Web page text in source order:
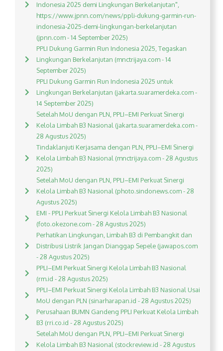
Indonesia 2025 demi Lingkungan Berkelanjutan",
https://www.jpnn.com/news/ppli-dukung-garmin-run-
indonesia-2025-demi-lingkungan-berkelanjutan
(jpnn.com - 14 September 2025)
PPLI Dukung Garmin Run Indonesia 2025, Tegaskan
Lingkungan Berkelanjutan (mnctrijaya.com - 14
September 2025)
PPLI Dukung Garmin Run Indonesia 2025 untuk
Lingkungan Berkelanjutan (jakarta.suaramerdeka.com -
14 September 2025)
Setelah MoU dengan PLN, PPLI–EMI Perkuat Sinergi
Kelola Limbah B3 Nasional (jakarta.suaramerdeka.com -
28 Agustus 2025)
Tindaklanjuti Kerjasama dengan PLN, PPLI–EMI Sinergi
Kelola Limbah B3 Nasional (mnctrijaya.com - 28 Agustus
2025)
Setelah MoU dengan PLN, PPLI–EMI Perkuat Sinergi
Kelola Limbah B3 Nasional (photo.sindonews.com - 28
Agustus 2025)
EMI - PPLI Perkuat Sinergi Kelola Limbah B3 Nasional
(foto.okezone.com - 28 Agustus 2025)
Perhatikan Lingkungan, Limbah B3 di Pembangkit dan
Distribusi Listrik Jangan Dianggap Sepele (jawapos.com
- 28 Agustus 2025)
PPLI–EMI Perkuat Sinergi Kelola Limbah B3 Nasional
(rm.id - 28 Agustus 2025)
PPLI–EMI Perkuat Sinergi Kelola Limbah B3 Nasional Usai
MoU dengan PLN (sinarharapan.id - 28 Agustus 2025)
Perusahaan BUMN Gandeng PPLI Perkuat Kelola Limbah
B3 (rri.co.id - 28 Agustus 2025)
Setelah MoU dengan PLN, PPLI–EMI Perkuat Sinergi
Kelola Limbah B3 Nasional (stockreview.id - 28 Agustus